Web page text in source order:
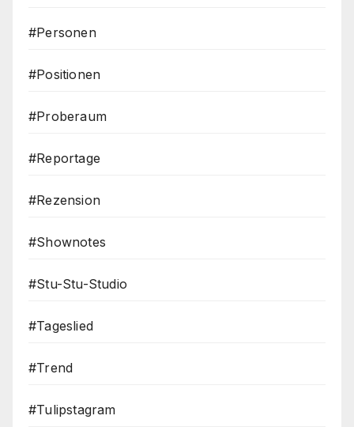
#Personen
#Positionen
#Proberaum
#Reportage
#Rezension
#Shownotes
#Stu-Stu-Studio
#Tageslied
#Trend
#Tulipstagram